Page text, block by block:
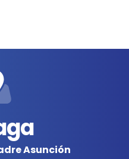
Asunción